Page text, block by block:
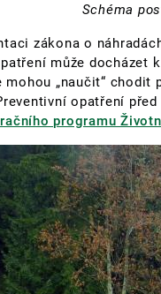
Schéma
zákona o
může docházet
mohou „naučit“ chodit
opatření
programu